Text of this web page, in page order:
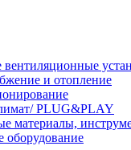
и отопление
PLUG&PLAY
материалы,
оборудование